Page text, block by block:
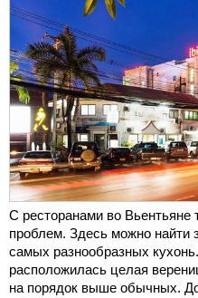
С ресторанами во Вьентьяне
проблем. Здесь можно
самых разнообразных
расположилась целая
на порядок выше обычных.